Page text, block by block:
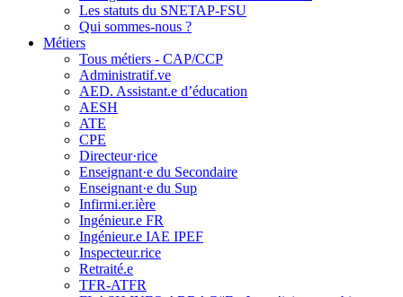
Les statuts du SNETAP-FSU
Qui sommes-nous ?
Métiers
Tous métiers - CAP/CCP
Administratif.ve
AED. Assistant.e d’éducation
AESH
ATE
CPE
Directeur·rice
Enseignant·e du Secondaire
Enseignant·e du Sup
Infirmi.er.ière
Ingénieur.e FR
Ingénieur.e IAE IPEF
Inspecteur.rice
Retraité.e
TFR-ATFR